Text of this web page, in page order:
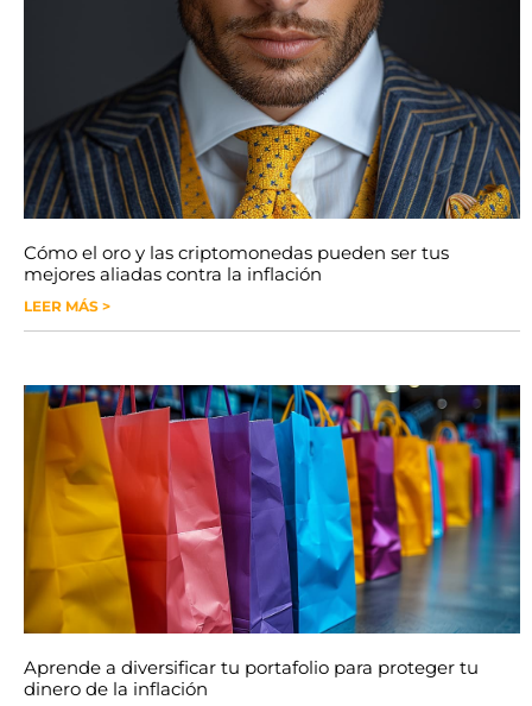
Cómo el oro y las criptomonedas pueden ser tus
mejores aliadas contra la inflación
LEER MÁS >
Aprende a diversificar tu portafolio para proteger tu
dinero de la inflación